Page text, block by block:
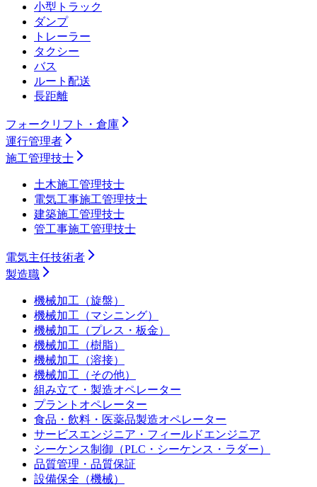
小型トラック
ダンプ
トレーラー
タクシー
バス
ルート配送
長距離
フォークリフト・倉庫
運行管理者
施工管理技士
土木施工管理技士
電気工事施工管理技士
建築施工管理技士
管工事施工管理技士
電気主任技術者
製造職
機械加工（旋盤）
機械加工（マシニング）
機械加工（プレス・板金）
機械加工（樹脂）
機械加工（溶接）
機械加工（その他）
組み立て・製造オペレーター
プラントオペレーター
食品・飲料・医薬品製造オペレーター
サービスエンジニア・フィールドエンジニア
シーケンス制御（PLC・シーケンス・ラダー）
品質管理・品質保証
設備保全（機械）